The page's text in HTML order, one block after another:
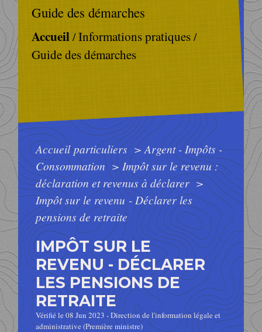
Guide des démarches
Accueil/Informations pratiques/
Guide des démarches
Accueil particuliers> Argent - Impôts -
Consommation >Impôt sur le revenu :
déclaration et revenus à déclarer>
Impôt sur le revenu - Déclarer les
pensions de retraite
IMPÔT SUR LE
REVENU - DÉCLARER
LES PENSIONS DE
RETRAITE
Vérifié le 08 Jun 2023 - Direction de l'information légale et
administrative (Première ministre)